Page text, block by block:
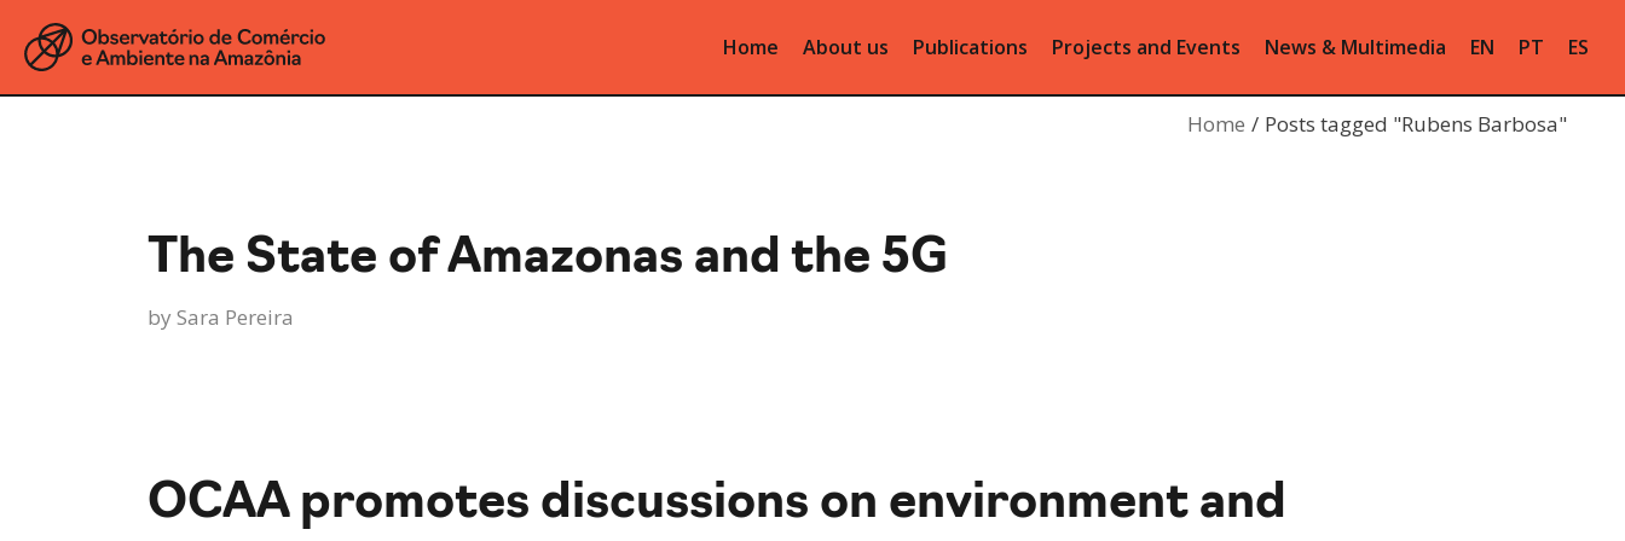
Home About us Publications Projects and Events News & Multimedia EN PT ES
Home Posts tagged "Rubens Barbosa"
The State of Amazonas and the 5G
by Sara Pereira
OCAA promotes discussions on environment and